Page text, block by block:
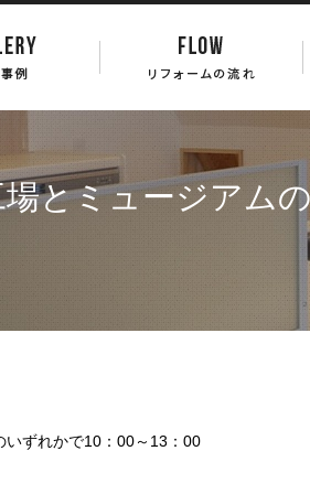
場とミュージアム
いずれかで10：00～13：00